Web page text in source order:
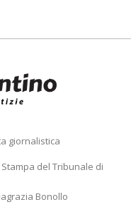
giornalistica
del Tribunale di
Bonollo